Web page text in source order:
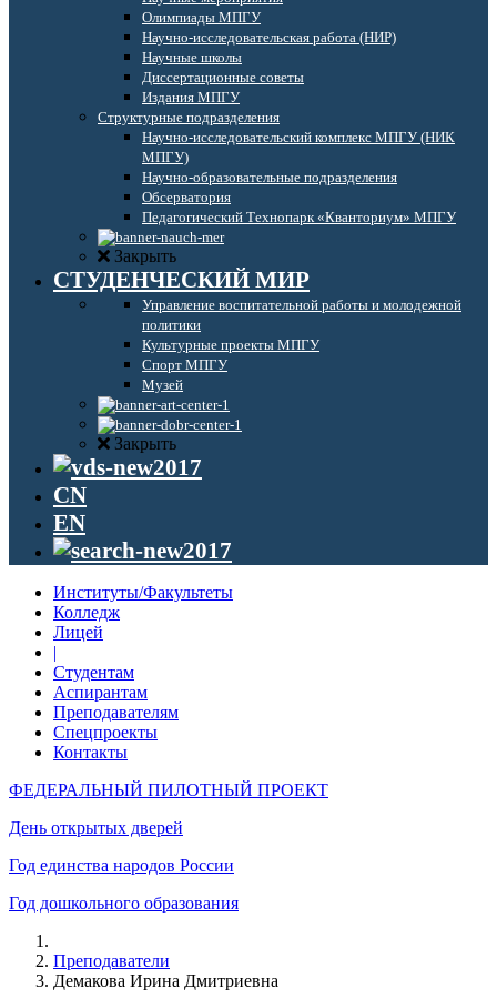
Олимпиады МПГУ
Научно-исследовательская работа (НИР)
Научные школы
Диссертационные советы
Издания МПГУ
Структурные подразделения
Научно-исследовательский комплекс МПГУ (НИК
МПГУ)
Научно-образовательные подразделения
Обсерватория
Педагогический Технопарк «Кванториум» МПГУ
Закрыть
СТУДЕНЧЕСКИЙ МИР
Управление воспитательной работы и молодежной
политики
Культурные проекты МПГУ
Спорт МПГУ
Музей
Закрыть
CN
EN
Институты/Факультеты
Колледж
Лицей
|
Студентам
Аспирантам
Преподавателям
Спецпроекты
Контакты
ФЕДЕРАЛЬНЫЙ ПИЛОТНЫЙ ПРОЕКТ
День открытых дверей
Год единства народов России
Год дошкольного образования
Преподаватели
Демакова Ирина Дмитриевна